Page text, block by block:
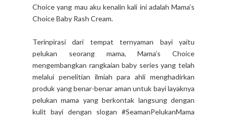
Choice yang mau aku kenalin kali ini adalah Mama’s
Choice Baby Rash Cream.
Terinpirasi dari tempat ternyaman bayi yaitu
pelukan seorang mama, Mama’s Choice
mengembangkan rangkaian baby series yang telah
melalui penelitian ilmiah para ahli menghadirkan
produk yang benar-benar aman untuk bayi layaknya
pelukan mama yang berkontak langsung dengan
kulit bayi dengan slogan #SeamanPelukanMama